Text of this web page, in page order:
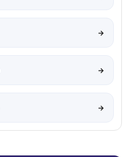
→
→
→